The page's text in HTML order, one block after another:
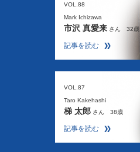
VOL.88
Mark Ichizawa
市沢 真愛来 さん 32歳
記事を読む
VOL.87
Taro Kakehashi
梯 太郎 さん 38歳
記事を読む